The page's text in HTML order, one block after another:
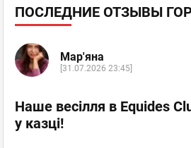
ПОСЛЕДНИЕ ОТЗЫВЫ
Мар'яна
[31.07.2026 23:45]
Наше весілля в Equides
у казці!